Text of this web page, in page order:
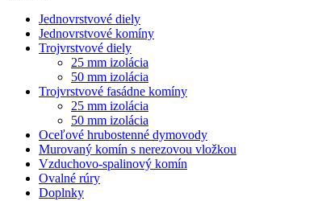
Jednovrstvové diely
Jednovrstvové komíny
Trojvrstvové diely
25 mm izolácia
50 mm izolácia
Trojvrstvové fasádne komíny
25 mm izolácia
50 mm izolácia
Oceľové hrubostenné dymovody
Murovaný komín s nerezovou vložkou
Vzduchovo-spalinový komín
Ovalné rúry
Doplnky